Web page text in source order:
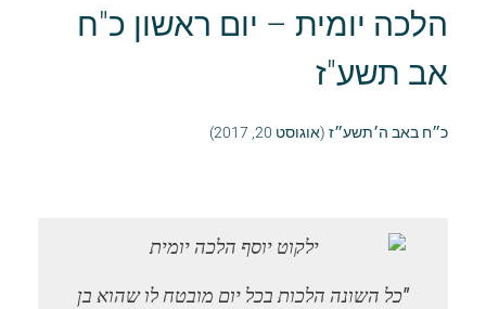
הלכה יומית – יום ראשון כ"ח
אב תשע"ז
כ״ח באב ה׳תשע״ז (אוגוסט 20, 2017)
"כל השונה הלכות בכל יום מובטח לו שהוא בן